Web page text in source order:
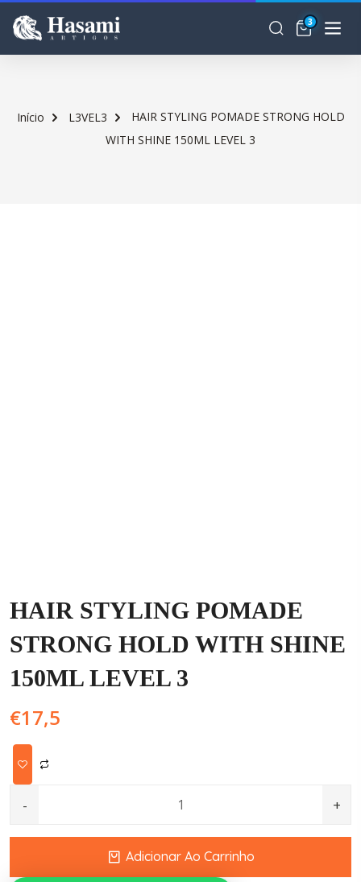
3
Início L3VEL3
HAIR STYLING POMADE STRONG HOLD
WITH SHINE 150ML LEVEL 3
HAIR STYLING POMADE
STRONG HOLD WITH SHINE
150ML LEVEL 3
€17,5
HAIR STYLING POMADE STRONG HOLD WITH SHINE
Adicionar Ao Carrinho